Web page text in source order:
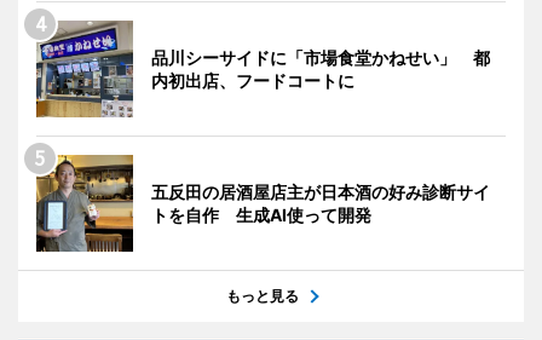
品川シーサイドに「市場食堂かねせい」 都
内初出店、フードコートに
五反田の居酒屋店主が日本酒の好み診断サイ
トを自作 生成AI使って開発
もっと見る